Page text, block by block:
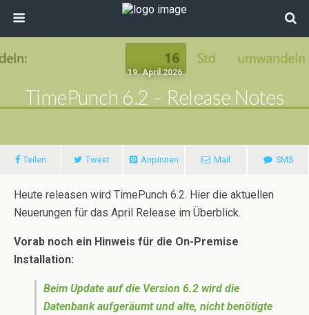
19. April 2026
TimePunch 6.2 – Release Notes
Teilen Tweet Anpinnen Mail SMS
Heute releasen wird TimePunch 6.2. Hier die aktuellen
Neuerungen für das April Release im Überblick.
Vorab noch ein Hinweis für die On-Premise
Installation:
Beim Update auf die Version 6.2 wird die
Datenbank aufgeräumt und alte, nicht benötigte